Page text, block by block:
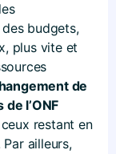
budgets,
plus vite et
de
l’ONF
restant en
ailleurs,